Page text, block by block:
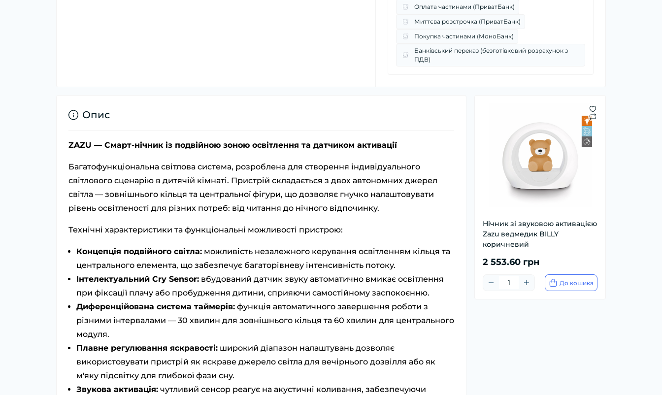
Оплата частинами (ПриватБанк)
Миттєва розстрочка (ПриватБанк)
Покупка частинами (МоноБанк)
Банківський переказ (безготівковий розрахунок з
ПДВ)
Нічник зі звуковою активацією
Zazu ведмедик BILLY
коричневий
2 553.60 грн
До кошика
Опис
ZAZU — Смарт-нічник із подвійною зоною освітлення та датчиком активації
Багатофункціональна світлова система, розроблена для створення індивідуального
світлового сценарію в дитячій кімнаті. Пристрій складається з двох автономних джерел
світла — зовнішнього кільця та центральної фігури, що дозволяє гнучко налаштовувати
рівень освітленості для різних потреб: від читання до нічного відпочинку.
Технічні характеристики та функціональні можливості пристрою:
Концепція подвійного світла: можливість незалежного керування освітленням кільця та
центрального елемента, що забезпечує багаторівневу інтенсивність потоку.
Інтелектуальний Cry Sensor: вбудований датчик звуку автоматично вмикає освітлення
при фіксації плачу або пробудження дитини, сприяючи самостійному заспокоєнню.
Диференційована система таймерів: функція автоматичного завершення роботи з
різними інтервалами — 30 хвилин для зовнішнього кільця та 60 хвилин для центрального
модуля.
Плавне регулювання яскравості: широкий діапазон налаштувань дозволяє
використовувати пристрій як яскраве джерело світла для вечірнього дозвілля або як
м'яку підсвітку для глибокої фази сну.
Звукова активація: чутливий сенсор реагує на акустичні коливання, забезпечуючи